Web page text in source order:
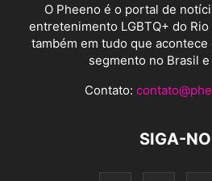
O Pheeno é o portal de
entretenimento LGBTQ+ do
também em tudo que
segmento no Brasil
Contato:
SIGA-